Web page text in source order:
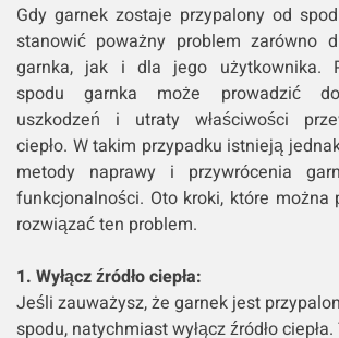
Gdy garnek zostaje przypalony od
stanowić poważny problem zarówno
garnka, jak i dla jego użytkownika.
spodu garnka może prowadzić
uszkodzeń i utraty właściwości
ciepło. W takim przypadku istnieją
metody naprawy i przywrócenia
funkcjonalności. Oto kroki, które można
rozwiązać ten problem.
1. Wyłącz źródło ciepła:
Jeśli zauważysz, że garnek jest
spodu, natychmiast wyłącz źródło